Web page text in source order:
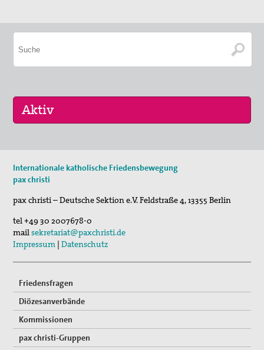
Kontakt
Sommerferien-Friedensliedersingen
Fahrradpilgertour 2026
05. Sep 2026
Musik für den Frieden
Internationale katholische Friedensbewegung
pax christi
pax christi – Deutsche Sektion e.V.Feldstraße 4,13355 Berlin
tel+49 30 2007678-0
mailsekretariat@paxchristi.de
Impressum |Datenschutz
Friedensfragen
Diözesanverbände
Kommissionen
pax christi-Gruppen